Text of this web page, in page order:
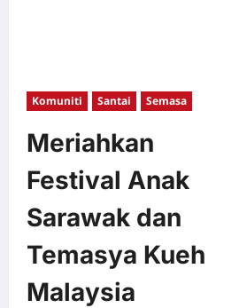
Komuniti Santai Semasa
Meriahkan
Festival Anak
Sarawak dan
Temasya Kueh
Malaysia